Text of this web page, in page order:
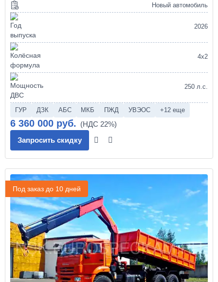
Новый автомобиль
2026
4х2
250 л.с.
ГУР ДЗК АБС МКБ ПЖД УВЭОС +12 еще
6 360 000 руб.
Запросить скидку
Под заказ до 10 дней